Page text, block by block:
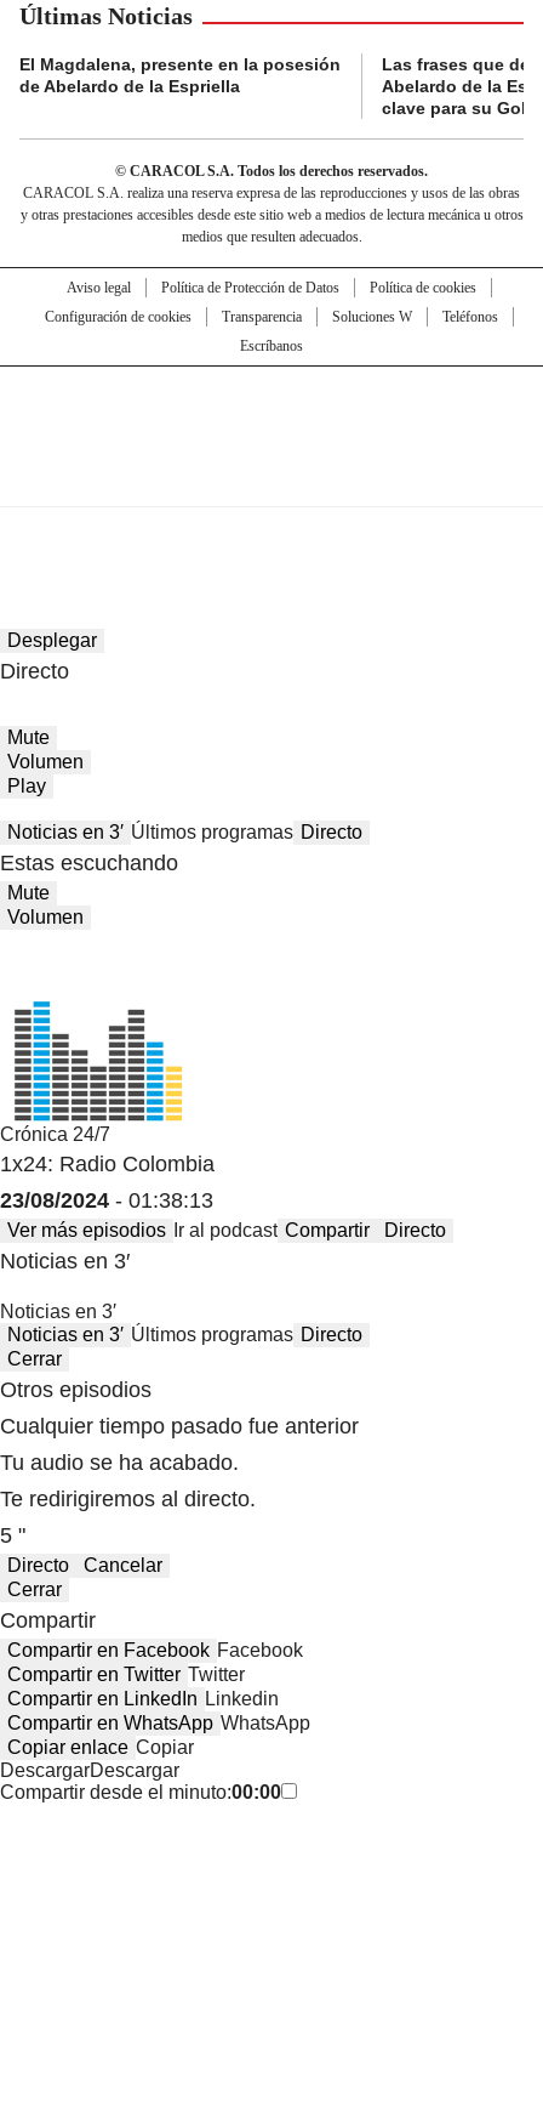
Últimas Noticias
El Magdalena, presente en la posesión
de Abelardo de la Espriella
Las frases que
Abelardo de la
clave para su
© CARACOL S.A. Todos los derechos reservados.
CARACOL S.A. realiza una reserva expresa de las reproducciones y usos de las obras
y otras prestaciones accesibles desde este sitio web a medios de lectura mecánica u otros
medios que resulten adecuados.
Aviso legal Política de Protección de Datos
Política de cookies
Configuración de cookies
Transparencia Soluciones W
Teléfonos
Escríbanos
Desplegar
Directo
Mute
Volumen
Play
Noticias en 3′ Últimos programas Directo
Estas escuchando
Mute
Volumen
Crónica 24/7
1x24: Radio Colombia
23/08/2024 - 01:38:13
Ver más episodios Ir al podcast Compartir Directo
Noticias en 3′
Noticias en 3′
Noticias en 3′ Últimos programas Directo
Cerrar
Otros episodios
Cualquier tiempo pasado fue anterior
Tu audio se ha acabado.
Te redirigiremos al directo.
5 "
Directo
Cancelar
Cerrar
Compartir
Compartir en Facebook Facebook
Compartir en Twitter Twitter
Compartir en LinkedIn Linkedin
Compartir en WhatsApp WhatsApp
Copiar enlace Copiar
DescargarDescargar
Compartir desde el minuto:00:00